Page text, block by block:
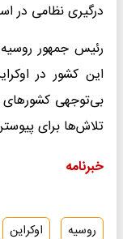
درگیری نظامی در اسفند 1400 تاکنون رد
رئیس جمهور
این کشور در
بی‌توجهی کشورهای
تلاش‌ها برای
خبرنامه
روسیه اوکراین